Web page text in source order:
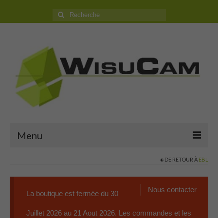
Rechercher
:
Menu
DE RETOUR À EBL
Nous contacter
La boutique est fermée du 30
Juillet 2026 au 21 Aout 2026. Les commandes et les